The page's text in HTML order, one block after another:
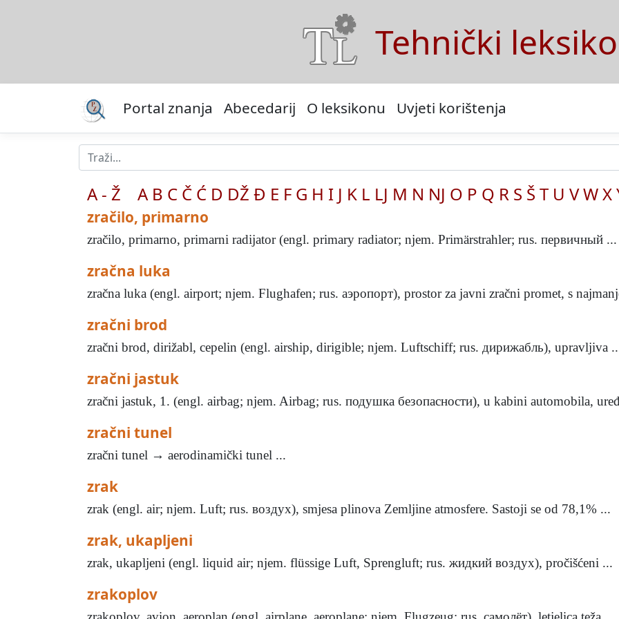
Tehnički
Portal znanja Abecedarij O leksikonu Uvjeti korištenja
A - Ž A B C Č Ć D DŽ Đ E F G H I J K L LJ M N NJ O P Q R S Š T U VWX
zračilo, primarno
zračilo, primarno, primarni radijator (engl. primary radiator; njem. Primärstrahler; rus. первичный ...
zračna luka
zračna luka (engl. airport; njem. Flughafen; rus. аэропорт), prostor za javni zračni promet, s
zračni brod
zračni brod, dirižabl, cepelin (engl. airship, dirigible; njem. Luftschiff; rus. дирижабль), upravljiva
zračni jastuk
zračni jastuk, 1. (engl. airbag; njem. Airbag; rus. подушка безопасности), u kabini automobila,
zračni tunel
zračni tunel → aerodinamički tunel ...
zrak
zrak (engl. air; njem. Luft; rus. воздух), smjesa plinova Zemljine atmosfere. Sastoji se od 78,1% ...
zrak, ukapljeni
zrak, ukapljeni (engl. liquid air; njem. flüssige Luft, Sprengluft; rus. жидкий воздух), pročišćeni ...
zrakoplov